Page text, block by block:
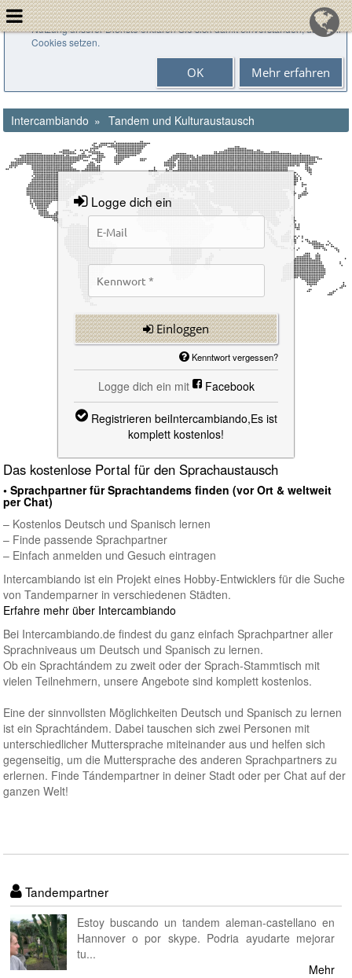
Cookies helfen uns bei der Bereitstellung unserer Dienste. Durch die
Nutzung unserer Dienste erklären Sie sich damit einverstanden, dass wir
Cookies setzen.
OK Mehr erfahren
Intercambiando Tandem und Kulturaustausch
Logge dich ein
Einloggen
Kenntwort vergessen?
Logge dich ein mit Facebook
Registrieren beiIntercambiando,Es ist
komplett kostenlos!
Das kostenlose Portal für den Sprachaustausch
• Sprachpartner für Sprachtandems finden (vor Ort & weltweit
per Chat)
– Kostenlos Deutsch und Spanisch lernen
– Finde passende Sprachpartner
– Einfach anmelden und Gesuch eintragen
Intercambiando ist ein Projekt eines Hobby-Entwicklers für die Suche
von Tandemparner in verschiedenen Städten.
Erfahre mehr über Intercambiando
Bei Intercambiando.de findest du ganz einfach Sprachpartner aller
Sprachniveaus um Deutsch und Spanisch zu lernen.
Ob ein Sprachtándem zu zweit oder der Sprach-Stammtisch mit
vielen Teilnehmern, unsere Angebote sind komplett kostenlos.
Eine der sinnvollsten Möglichkeiten Deutsch und Spanisch zu lernen
ist ein Sprachtándem. Dabei tauschen sich zwei Personen mit
unterschiedlicher Muttersprache miteinander aus und helfen sich
gegenseitig, um die Muttersprache des anderen Sprachpartners zu
erlernen. Finde Tándempartner in deiner Stadt oder per Chat auf der
ganzen Welt!
Tandempartner
Estoy buscando un tandem aleman-castellano en
Hannover o por skype. Podria ayudarte mejorar
tu...
Mehr